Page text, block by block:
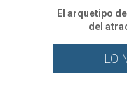
El arquetipo
del
LO